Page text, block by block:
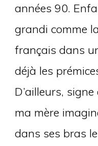
années 90.
grandi comme
français dans
déjà les
D’ailleurs,
ma mère
dans ses bras